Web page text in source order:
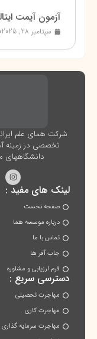
آزمون آیمت
سپتامبر 28, 2025
تخصصی در زمینه
دانشگاههای
لینک های مفید :
صفحه نخست
درباره موسسه هما
تماس با ما
جاب آفر ها
فرم ارزیابی و مشاوره
دسترسی سریع :
مهاجرت تحصیلی
مهاجرت کاری
مهاجرت سرمایه گذاری